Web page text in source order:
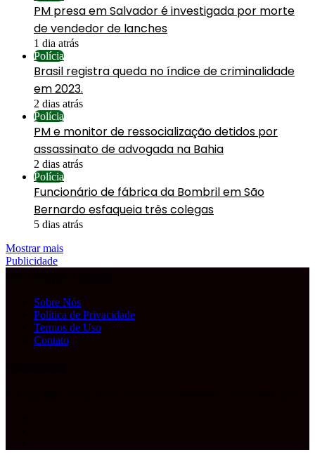
PM presa em Salvador é investigada por morte
de vendedor de lanches
1 dia atrás
Polícia
Brasil registra queda no índice de criminalidade
em 2023.
2 dias atrás
Polícia
PM e monitor de ressocialização detidos por
assassinato de advogada na Bahia
2 dias atrás
Polícia
Funcionário de fábrica da Bombril em São
Bernardo esfaqueia três colegas
5 dias atrás
Mostrar mais
Publicidade
Sobre Nós
Política de Privacidade
Termos de Uso
Contato